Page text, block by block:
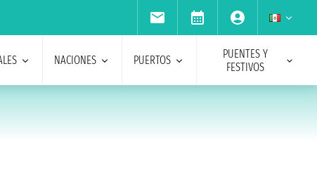
NACIONES PUERTOS
PUENTES Y
FESTIVOS